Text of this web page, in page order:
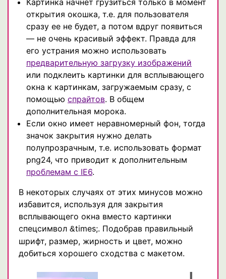
открытия окошка, т.е. для пользователя
сразу ее не будет, а потом вдруг появиться
— не очень красивый эффект. Правда для
его устрания можно использовать
предварительную загрузку изображений
или подклеить картинки для всплывающего
окна к картинкам, загружаемым сразу, с
помощью спрайтов. В общем
дополнительная морока.
Если окно имеет неравномерный фон, тогда
значок закрытия нужно делать
полупрозрачным, т.е. использовать формат
png24, что приводит к дополнительным
проблемам с IE6.
В некоторых случаях от этих минусов можно
избавится, используя для закрытия
всплывающего окна вместо картинки
спецсимвол &times;. Подобрав правильный
шрифт, размер, жирность и цвет, можно
добиться хорошего сходства с макетом.